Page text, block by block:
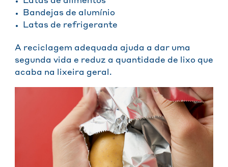
Bandejas de alumínio
Latas de refrigerante
A reciclagem adequada ajuda a dar uma
segunda vida e reduz a quantidade de lixo que
acaba na lixeira geral.